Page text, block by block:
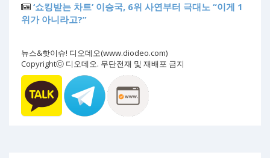
‘쇼킹받는 차트’ 이승국, 6위 사연부터 극대노 “이게 1
위가 아니라고?”
뉴스&핫이슈! 디오데오(www.diodeo.com)
Copyrightⓒ 디오데오. 무단전재 및 재배포 금지